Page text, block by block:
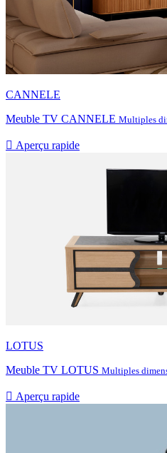
CANNELE
Meuble TV CANNELE Multiples
 Aperçu rapide
LOTUS
Meuble TV LOTUS Multiples
 Aperçu rapide